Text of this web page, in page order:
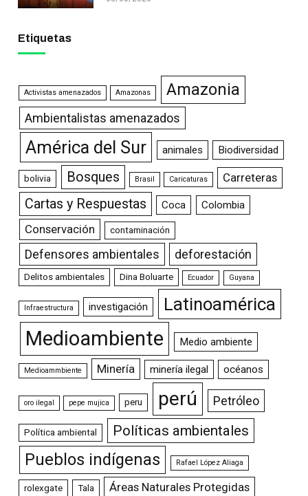
Etiquetas
Activistas amenazados Amazonas Amazonia
Ambientalistas amenazados
América del Sur animales Biodiversidad
bolivia Bosques Brasil Caricaturas Carreteras
Cartas y Respuestas Coca Colombia
Conservación contaminación
Defensores ambientales deforestación
Delitos ambientales Dina Boluarte Ecuador Guyana
Infraestructura investigación Latinoamérica
Medioambiente Medio ambiente
Medioammbiente Minería minería ilegal océanos
oro ilegal pepe mujica peru perú Petróleo
Política ambiental Políticas ambientales
Pueblos indígenas Rafael López Aliaga
rolexgate Tala Áreas Naturales Protegidas